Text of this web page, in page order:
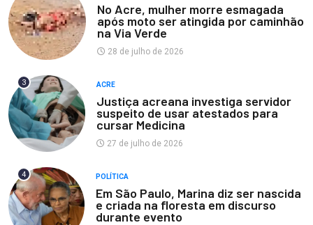
No Acre, mulher morre esmagada
após moto ser atingida por caminhão
na Via Verde
28 de julho de 2026
3 ACRE
Justiça acreana investiga servidor
suspeito de usar atestados para
cursar Medicina
27 de julho de 2026
4 POLÍTICA
Em São Paulo, Marina diz ser nascida
e criada na floresta em discurso
durante evento